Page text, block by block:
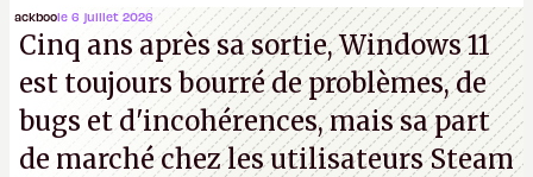
Microsoft, mais le syndicat des employés confirme
de nombreux licenciements.A.
ackboole 6 juillet 2026
Cinq ans après sa sortie, Windows 11
est toujours bourré de problèmes, de
bugs et d'incohérences, mais sa part
de marché chez les utilisateurs Steam